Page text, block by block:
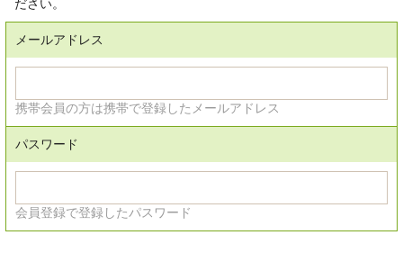
ださい。
メールアドレス
携帯会員の方は携帯で登録したメールアドレス
パスワード
会員登録で登録したパスワード